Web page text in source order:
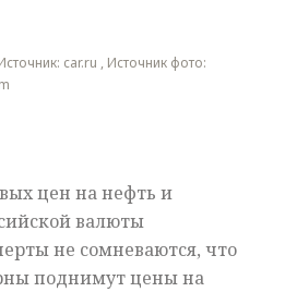
car.ru , Источник фото:
цен на нефть и
валюты
не сомневаются, что
поднимут цены на